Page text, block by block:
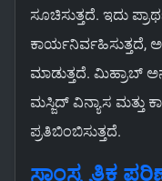
ಸೂಚಿಸುತ್ತದೆ. ಇದು
ಕಾರ್ಯನಿರ್ವಹಿಸುತ್ತದೆ,
ಮಾಡುತ್ತದೆ. ಮಿಹ್ರಾಬ್
ಮಸ್ಜಿದ್ ವಿನ್ಯಾಸ ಮತ್ತು
ಪ್ರತಿಬಿಂಬಿಸುತ್ತದೆ.
ಸಾಂಸ್ಕೃತಿಕ